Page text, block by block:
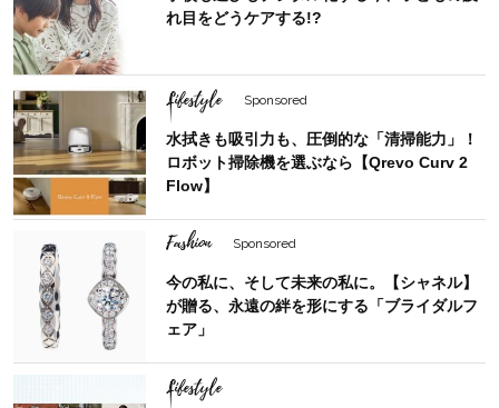
れ目をどうケアする!?
Lifestyle Sponsored
水拭きも吸引力も、圧倒的な「清掃能力」！
ロボット掃除機を選ぶなら【Qrevo Curv 2
Flow】
Fashion Sponsored
今の私に、そして未来の私に。【シャネル】
が贈る、永遠の絆を形にする「ブライダルフ
ェア」
Lifestyle